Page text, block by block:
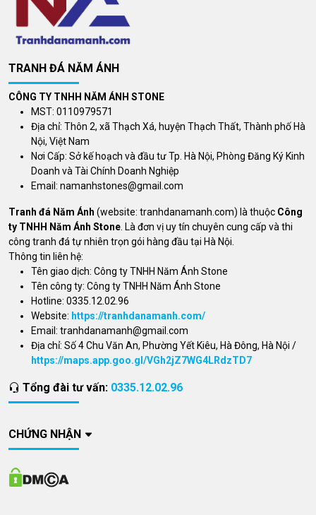
TRANH ĐÁ NĂM ÁNH
CÔNG TY TNHH NĂM ÁNH STONE
MST: 0110979571
Địa chỉ: Thôn 2, xã Thạch Xá, huyện Thạch Thất, Thành phố Hà
Nội, Việt Nam
Nơi Cấp: Sở kế hoạch và đầu tư Tp. Hà Nội, Phòng Đăng Ký Kinh
Doanh và Tài Chính Doanh Nghiệp
Email: namanhstones@gmail.com
Tranh đá Năm Ánh (website: tranhdanamanh.com) là thuộc Công
ty TNHH Năm Ánh Stone . Là đơn vị uy tín chuyên cung cấp và thi
công tranh đá tự nhiên trọn gói hàng đầu tại Hà Nội.
Thông tin liên hệ:
Tên giao dịch: Công ty TNHH Năm Ánh Stone
Tên công ty: Công ty TNHH Năm Ánh Stone
Hotline: 0335.12.02.96
Website: https://tranhdanamanh.com/
Email: tranhdanamanh@gmail.com
Địa chỉ: Số 4 Chu Văn An, Phường Yết Kiêu, Hà Đông, Hà Nội /
https://maps.app.goo.gl/VGh2jZ7WG4LRdzTD7
Tổng đài tư vấn: 0335.12.02.96
CHỨNG NHẬN